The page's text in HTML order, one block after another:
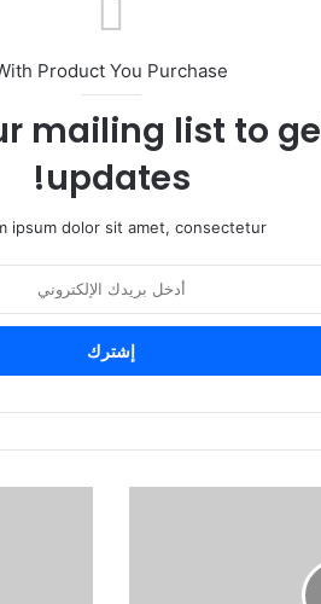
Product You Purchase
mailing list to
updates!
ipsum dolor sit amet, consectetur.